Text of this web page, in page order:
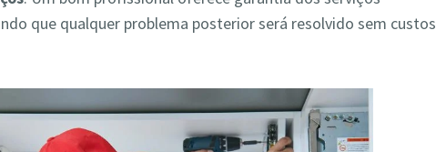
que qualquer problema posterior será resolvido sem custos